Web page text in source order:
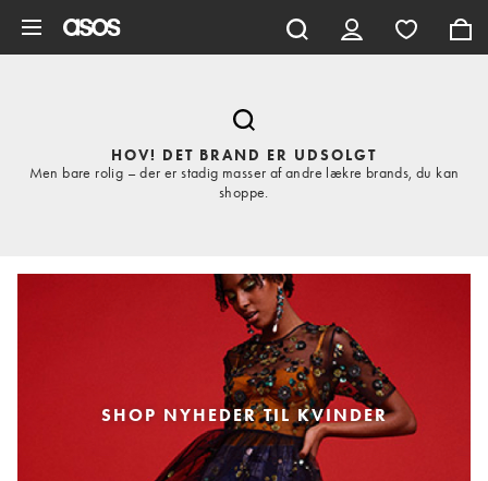
HOV! DET BRAND ER UDSOLGT
Men bare rolig – der er stadig masser af andre lækre brands, du kan
shoppe.
SHOP NYHEDER TIL KVINDER